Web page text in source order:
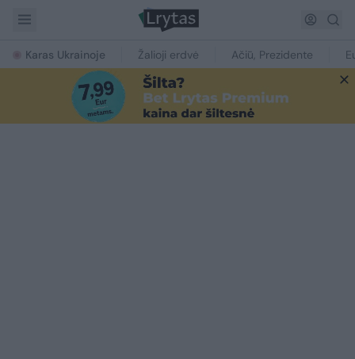
Karas Ukrainoje Žalioji erdvė Ačiū, Prezidente